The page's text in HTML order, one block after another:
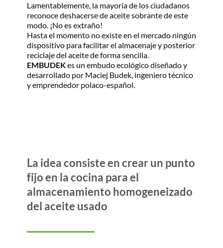
Lamentablemente, la mayoría de los ciudadanos
reconoce deshacerse de aceite sobrante de este
modo. ¡No es extraño!
Hasta el momento no existe en el mercado ningún
dispositivo para facilitar el almacenaje y posterior
reciclaje del aceite de forma sencilla.
EMBUDEKes un embudo ecológico diseñado y
desarrollado por Maciej Budek, ingeniero técnico
y emprendedor polaco-español.
La idea consiste en crear un punto
fijo en la cocina para el
almacenamiento homogeneizado
del aceite usado